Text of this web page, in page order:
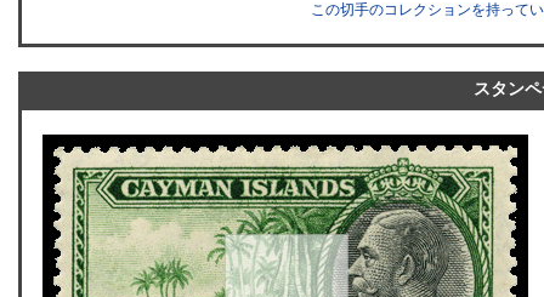
この切手のコレクションを持って
スタン